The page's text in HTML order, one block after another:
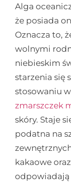
Alga
że posiada
Oznacza to,
wolnymi
niebieskim
starzenia się
stosowaniu
zmarszczek
skóry. Staje
podatna na
kakaowe
odpowiadają